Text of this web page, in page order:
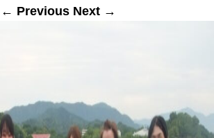
← Previous Next →